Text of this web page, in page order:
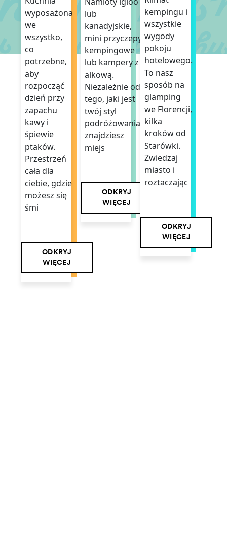
wyposażona
we
wszystko,
co
potrzebne,
aby
rozpocząć
dzień przy
zapachu
kawy i
śpiewie
ptaków.
Przestrzeń
cała dla
ciebie, gdzie
możesz się
śmi
ODKRYJ
WIĘCEJ
lub
kanadyjskie,
mini przyczepy
kempingowe
lub kampery z
alkową.
Niezależnie od
tego, jaki jest
twój styl
podróżowania,
znajdziesz
miejs
ODKRYJ
WIĘCEJ
kempingu i
wszystkie
wygody
pokoju
hotelowego.
To nasz
sposób na
glamping
we Florencji,
kilka
kroków od
Starówki.
Zwiedzaj
miasto i
roztaczając
ODKRYJ
WIĘCEJ